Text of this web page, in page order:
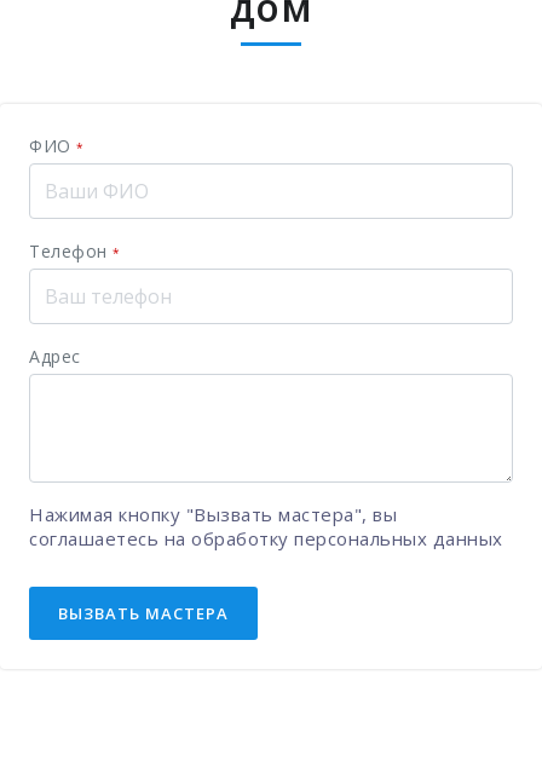
ФИО *
Телефон *
Адрес
Нажимая кнопку "Вызвать мастера", вы
соглашаетесь на обработку персональных данных
ВЫЗВАТЬ МАСТЕРА